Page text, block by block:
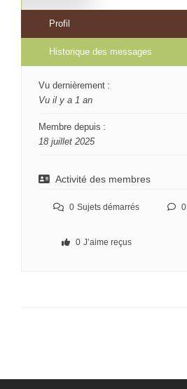
Profil
Historique des messages
Vu dernièrement :
Vu il y a 1 an
Membre depuis :
18 juillet 2025
Activité des membres
0 Sujets démarrés 0
0 J’aime reçus